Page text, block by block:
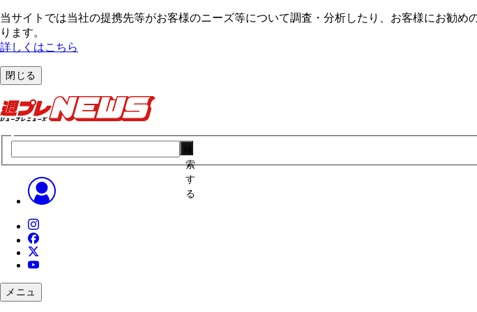
当サイトでは当社の提携先等がお客様のニーズ等について調査・分析したり、お客様にお勧め
ります。
詳しくはこちら
閉じる
索
す
る
メニュ